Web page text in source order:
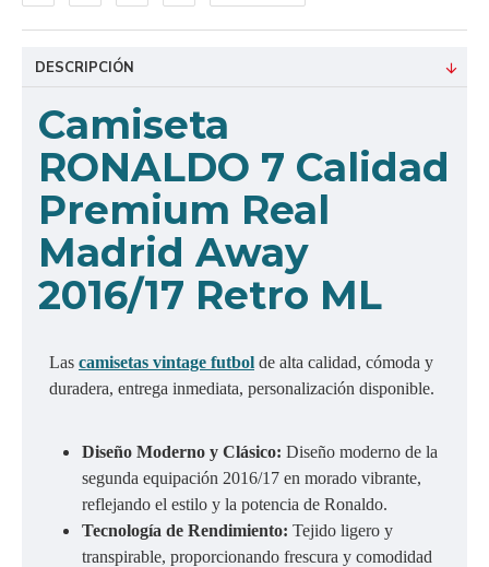
DESCRIPCIÓN
Camiseta
RONALDO 7 Calidad
Premium Real
Madrid Away
2016/17 Retro ML
Las camisetas vintage futbol de alta calidad, cómoda y
duradera, entrega inmediata, personalización disponible.
Diseño Moderno y Clásico: Diseño moderno de la
segunda equipación 2016/17 en morado vibrante,
reflejando el estilo y la potencia de Ronaldo.
Tecnología de Rendimiento: Tejido ligero y
transpirable, proporcionando frescura y comodidad